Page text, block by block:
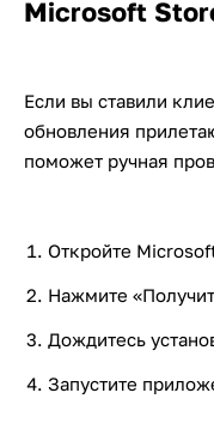
Microsoft
Если вы ставили
обновления
поможет ручная
Откройте
Нажмите
Дождитесь
Запустите